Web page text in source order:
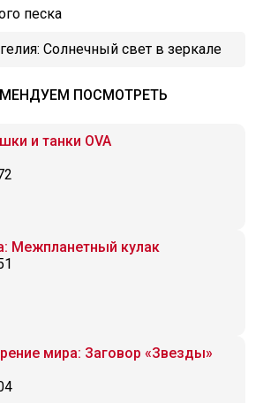
песка
Солнечный свет в зеркале
ПОСМОТРЕТЬ
и танки OVA
Межпланетный кулак
мира: Заговор «Звезды»